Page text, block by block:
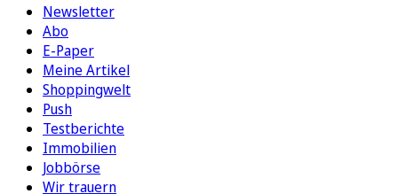
Newsletter
Abo
E-Paper
Meine Artikel
Shoppingwelt
Push
Testberichte
Immobilien
Jobbörse
Wir trauern